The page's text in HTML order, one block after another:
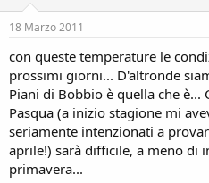
18 Marzo 2011
con queste temperature le
prossimi giorni... D'altronde
Piani di Bobbio è quella che è...
Pasqua (a inizio stagione mi
seriamente intenzionati a
aprile!) sarà difficile, a meno di
primavera...